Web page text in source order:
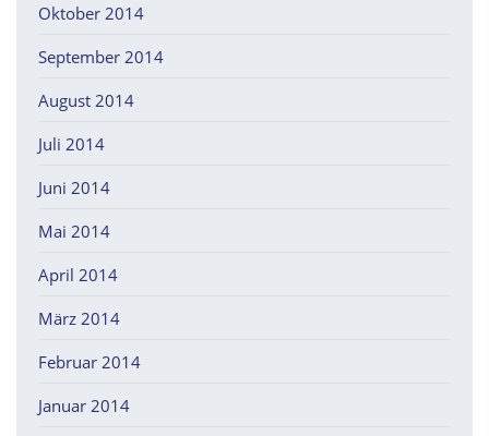
Oktober 2014
September 2014
August 2014
Juli 2014
Juni 2014
Mai 2014
April 2014
März 2014
Februar 2014
Januar 2014